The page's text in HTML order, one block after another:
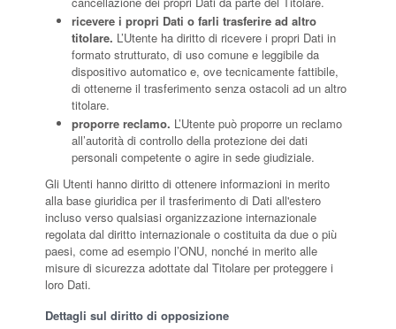
ricevere i propri Dati o farli trasferire ad altro
titolare. L’Utente ha diritto di ricevere i propri Dati in
formato strutturato, di uso comune e leggibile da
dispositivo automatico e, ove tecnicamente fattibile,
di ottenerne il trasferimento senza ostacoli ad un altro
titolare.
proporre reclamo. L’Utente può proporre un reclamo
all’autorità di controllo della protezione dei dati
personali competente o agire in sede giudiziale.
Gli Utenti hanno diritto di ottenere informazioni in merito
alla base giuridica per il trasferimento di Dati all'estero
incluso verso qualsiasi organizzazione internazionale
regolata dal diritto internazionale o costituita da due o più
paesi, come ad esempio l’ONU, nonché in merito alle
misure di sicurezza adottate dal Titolare per proteggere i
loro Dati.
Dettagli sul diritto di opposizione